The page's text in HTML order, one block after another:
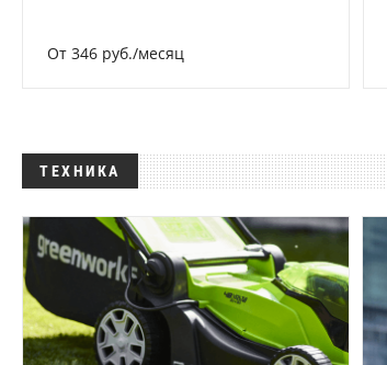
От 346 руб./месяц
ТЕХНИКА